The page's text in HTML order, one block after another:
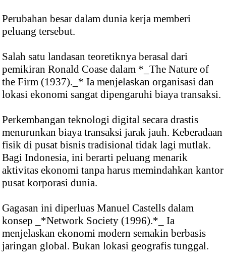
Perubahan besar dalam dunia kerja memberi
peluang tersebut.
Salah satu landasan teoretiknya berasal dari
pemikiran Ronald Coase dalam *_The Nature of
the Firm (1937)._* Ia menjelaskan organisasi dan
lokasi ekonomi sangat dipengaruhi biaya transaksi.
Perkembangan teknologi digital secara drastis
menurunkan biaya transaksi jarak jauh. Keberadaan
fisik di pusat bisnis tradisional tidak lagi mutlak.
Bagi Indonesia, ini berarti peluang menarik
aktivitas ekonomi tanpa harus memindahkan kantor
pusat korporasi dunia.
Gagasan ini diperluas Manuel Castells dalam
konsep _*Network Society (1996).*_ Ia
menjelaskan ekonomi modern semakin berbasis
jaringan global. Bukan lokasi geografis tunggal.